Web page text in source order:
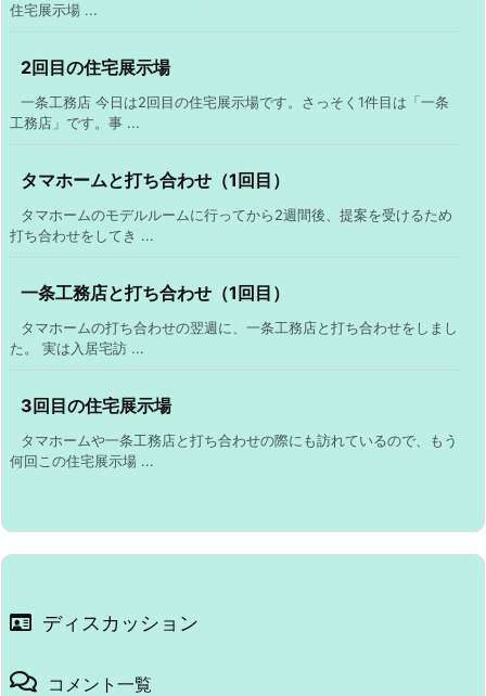
住宅展示場 ...
2回目の住宅展示場
一条工務店 今日は2回目の住宅展示場です。さっそく1件目は「一条
工務店」です。事 ...
タマホームと打ち合わせ（1回目）
タマホームのモデルルームに行ってから2週間後、提案を受けるため
打ち合わせをしてき ...
一条工務店と打ち合わせ（1回目）
タマホームの打ち合わせの翌週に、一条工務店と打ち合わせをしまし
た。 実は入居宅訪 ...
3回目の住宅展示場
タマホームや一条工務店と打ち合わせの際にも訪れているので、もう
何回この住宅展示場 ...
ディスカッション
コメント一覧